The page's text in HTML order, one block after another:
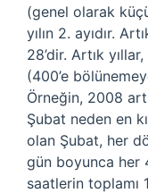
(genel olarak
yılın 2. ayıdır.
28’dir. Artık
(400’e
Örneğin, 2008
Şubat neden en
olan Şubat, her
gün boyunca her
saatlerin toplamı